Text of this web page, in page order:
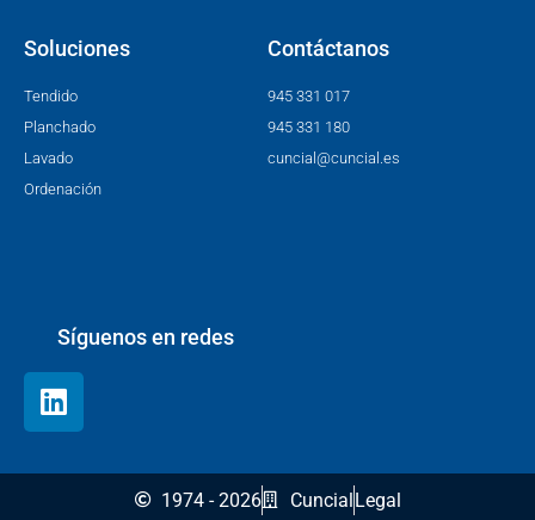
Soluciones
Tendido
Planchado
Lavado
Ordenación
Contáctanos
945 331 017
945 331 180
cuncial@cuncial.es
Síguenos en redes
1974 - 2026 CuncialLegal